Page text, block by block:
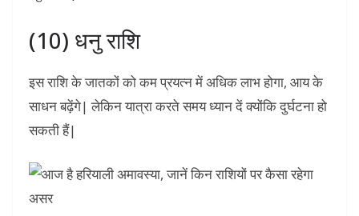
(10) धनु राशि
इस राशि के जातकों को कम प्रयत्न में अधिक लाभ होगा, आय के
साधन बढ़ेंगे| लेकिन यात्रा करते समय ध्यान दें क्योंकि दुर्घटना हो
सकती हैं|